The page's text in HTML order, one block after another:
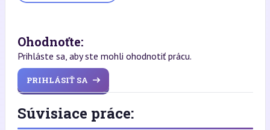
Ohodnoťte:
Prihláste sa, aby ste mohli ohodnotiť prácu.
PRIHLÁSIŤ SA
Súvisiace práce: